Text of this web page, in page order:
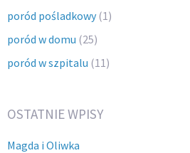
poród pośladkowy(1)
poród w domu (25)
poród w szpitalu (11)
OSTATNIE WPISY
Magda i Oliwka